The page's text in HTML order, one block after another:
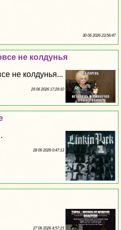
30 06 2026 23:56:47
не колдунья
не колдунья...
29 06 2026 17:29:10
28 06 2026 0:47:13
27 06 2026 4:57:15